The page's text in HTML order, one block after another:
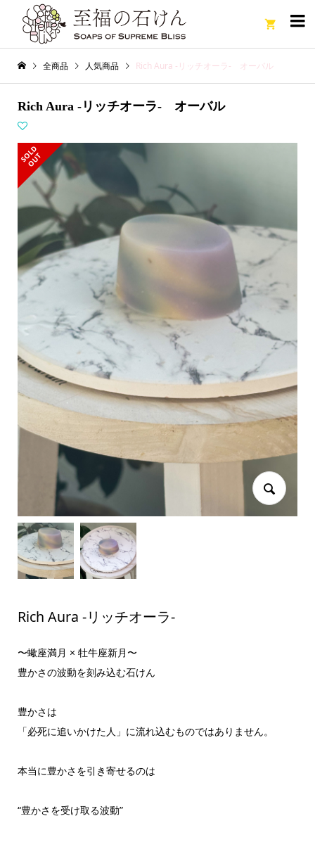

全商品 人気商品 Rich Aura -リッチオーラ- オーバル
Rich Aura -リッチオーラ- オーバル
S
O
L
D
O
U
T
Rich Aura -リッチオーラ-
〜蠍座満月 × 牡牛座新月〜
豊かさの波動を刻み込む石けん
豊かさは
「必死に追いかけた人」に流れ込むものではありません。
本当に豊かさを引き寄せるのは
“豊かさを受け取る波動”